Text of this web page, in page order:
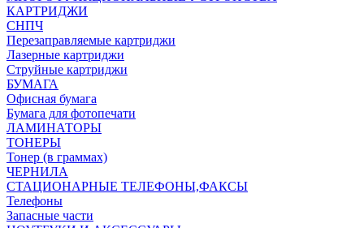
КАРТРИДЖИ
СНПЧ
Перезаправляемые картриджи
Лазерные картриджи
Струйные картриджи
БУМАГА
Офисная бумага
Бумага для фотопечати
ЛАМИНАТОРЫ
ТОНЕРЫ
Тонер (в граммах)
ЧЕРНИЛА
СТАЦИОНАРНЫЕ ТЕЛЕФОНЫ,ФАКСЫ
Телефоны
Запасные части